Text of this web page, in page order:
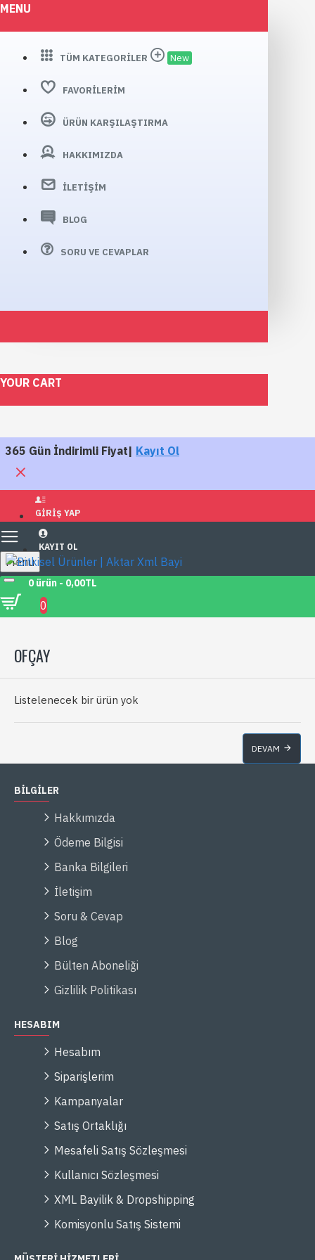
MENU
TÜM KATEGORILER New
FAVORILERIM
ÜRÜN KARŞILAŞTIRMA
HAKKIMIZDA
İLETIŞIM
BLOG
SORU VE CEVAPLAR
YOUR CART
365 Gün İndirimli Fiyat| Kayıt Ol
GIRIŞ YAP
KAYIT OL
Menu
0 ürün - 0,00TL
0Markalar
OFÇAY
Listelenecek bir ürün yok
DEVAM
BİLGİLER
Hakkımızda
Ödeme Bilgisi
Banka Bilgileri
İletişim
Soru & Cevap
Blog
Bülten Aboneliği
Gizlilik Politikası
HESABIM
Hesabım
Siparişlerim
Kampanyalar
Satış Ortaklığı
Mesafeli Satış Sözleşmesi
Kullanıcı Sözleşmesi
XML Bayilik & Dropshipping
Komisyonlu Satış Sistemi